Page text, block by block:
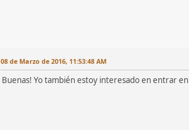
08 de Marzo de 2016, 11:53:48 AM
Buenas! Yo también estoy interesado en entrar